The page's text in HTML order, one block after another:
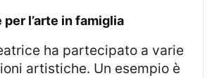
per l’arte in famiglia
artistiche. Un esempio è